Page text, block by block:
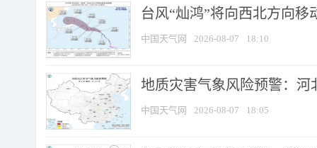
台风“灿鸿”将向西北方向移
中国天气网 2026-08-07 18:10
地质灾害气象风险预警：河
中国天气网 2026-08-07 18:05